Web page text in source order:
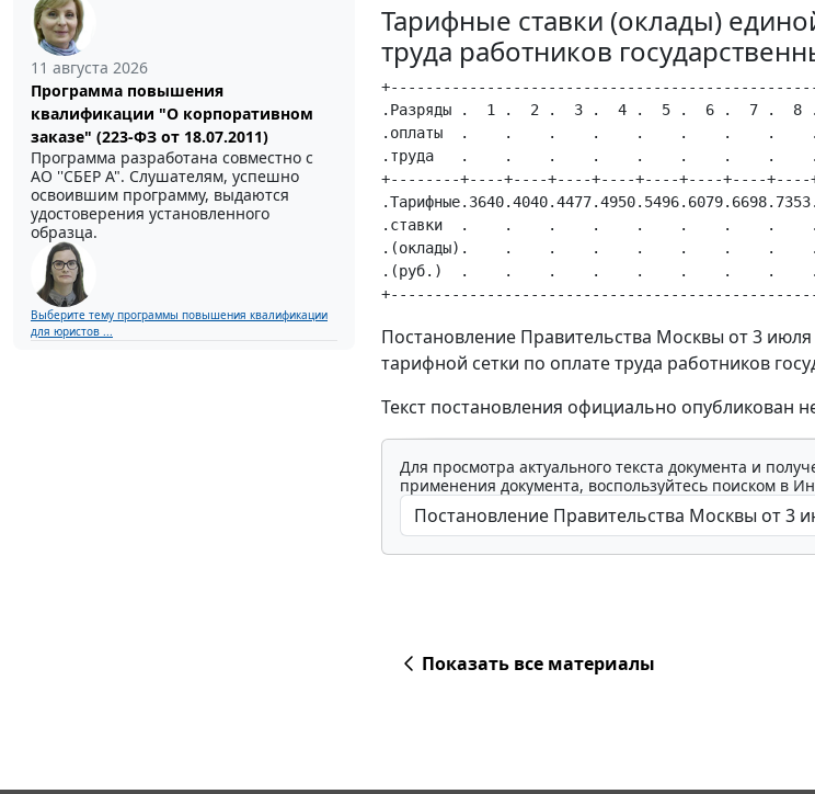
11 августа 2026
Программа повышения
квалификации "О корпоративном
заказе" (223-ФЗ от 18.07.2011)
Программа разработана совместно с
АО ''СБЕР А". Слушателям, успешно
освоившим программу, выдаются
удостоверения установленного
образца.
Выберите тему программы повышения квалификации
для юристов ...
Тарифные ставки (оклады)
труда работников
.Разряды .  1 .  2 .  3 .  4 .  5 .  6 .  7 .  8
.оплаты  .    .    .    .    .    .    .
.труда   .    .    .    .    .    .    .    .
+--------+----+----+----+----+----+----+----
.ставки  .    .    .    .    .    .    .
.(оклады).    .    .    .    .    .    .
.(руб.)  .    .    .    .    .    .    .    .
Постановление Правительства Москвы от 3
тарифной сетки по оплате труда работников
Текст постановления официально опубликован
Для просмотра актуального текста документа и
применения документа, воспользуйтесь поиском в
Показать все материалы